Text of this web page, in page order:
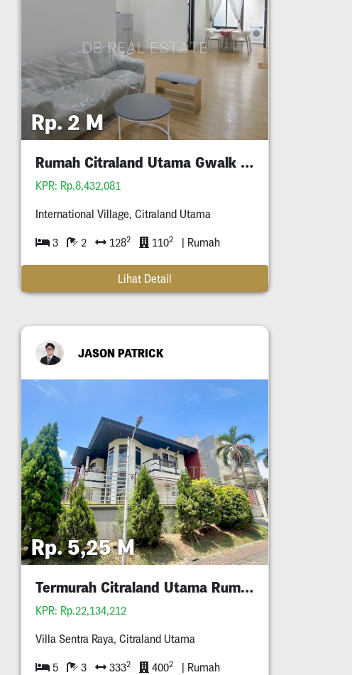
Rp. 2 M
Rumah Citraland Utama Gwalk Full Furnished Murah
KPR: Rp.8,432,081
International Village, Citraland Utama
3 2 1282 1102 | Rumah
Lihat Detail
JASON PATRICK
Rp. 5,25 M
Termurah Citraland Utama Rumah Minimalis 5M An
KPR: Rp.22,134,212
Villa Sentra Raya, Citraland Utama
5 3 3332 4002 | Rumah